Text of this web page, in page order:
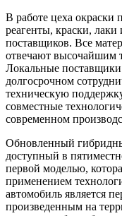
В работе цеха окраски
реагенты, краски,
поставщиков. Все
отвечают высочайшим
Локальные поставщики
долгосрочном
техническую
совместные
современном
Обновленный
доступный в
первой моделью,
применением
автомобиль является
произведенным на